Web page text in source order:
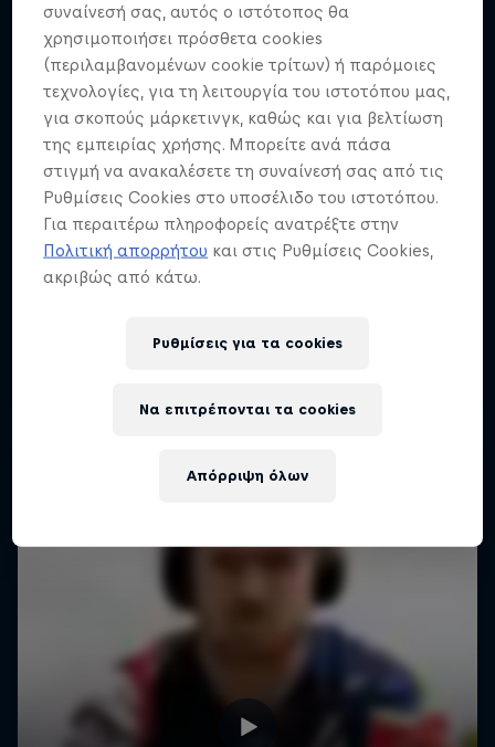
συναίνεσή σας, αυτός ο ιστότοπος θα
χρησιμοποιήσει πρόσθετα cookies
(περιλαμβανομένων cookie τρίτων) ή παρόμοιες
τεχνολογίες, για τη λειτουργία του ιστοτόπου μας,
για σκοπούς μάρκετινγκ, καθώς και για βελτίωση
της εμπειρίας χρήσης. Μπορείτε ανά πάσα
στιγμή να ανακαλέσετε τη συναίνεσή σας από τις
Ρυθμίσεις Cookies στο υποσέλιδο του ιστοτόπου.
Για περαιτέρω πληροφορείς ανατρέξτε στην
Πολιτική απορρήτου και στις Ρυθμίσεις Cookies,
ακριβώς από κάτω.
Ρυθμίσεις για τα cookies
Απόρριψη όλων
Να επιτρέπονται τα cookies